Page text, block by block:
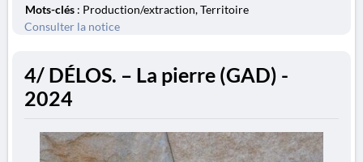
Mots-clés : Production/extraction, Territoire
Consulter la notice
4/ DÉLOS. – La pierre (GAD) -
2024